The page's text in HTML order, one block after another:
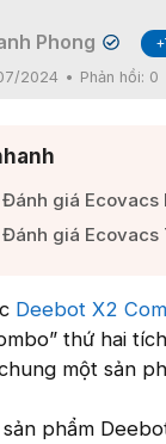
Phong ✔
2024
Phản hồi: 0
giá Ecovacs
Đánh giá Ecovacs
Deebot X2
thứ hai
một sản
phẩm